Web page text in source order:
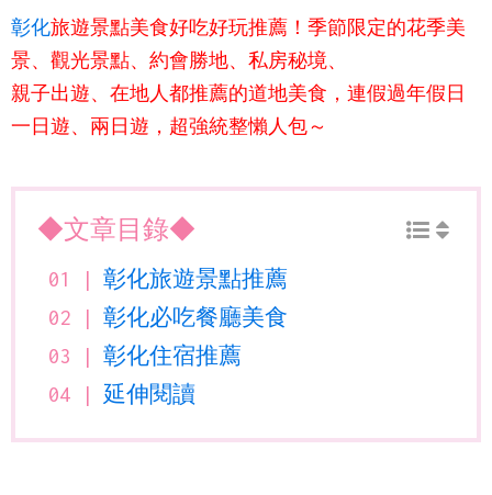
彰化旅遊景點美食好吃好玩推薦！季節限定的花季美
景、觀光景點、約會勝地、私房秘境、
親子出遊、在地人都推薦的道地美食，連假過年假日
一日遊、兩日遊，超強統整懶人包～
◆文章目錄◆
彰化旅遊景點推薦
彰化必吃餐廳美食
彰化住宿推薦
延伸閱讀